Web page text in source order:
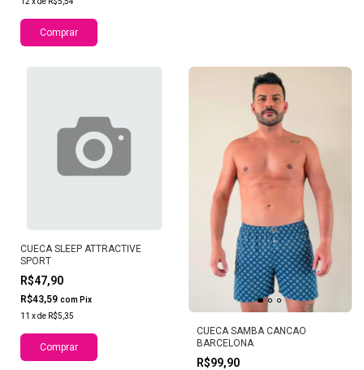
Comprar
CUECA SLEEP ATTRACTIVE
SPORT
R$47,90
R$43,59 com Pix
11 xde R$5,35
Comprar
CUECA SAMBA CANCAO
BARCELONA
R$99,90